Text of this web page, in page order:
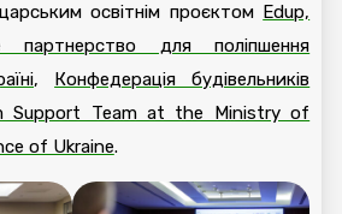
освітнім проєктом Edup,
партнерство для поліпшення
, Конфедерація будівельників
Support Team at the Ministry of
of Ukraine.